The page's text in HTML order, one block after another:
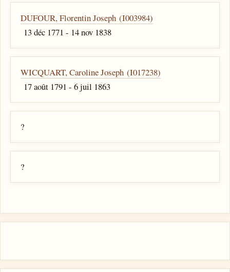
DUFOUR, Florentin Joseph (I003984)
13 déc 1771 - 14 nov 1838
WICQUART, Caroline Joseph (I017238)
17 août 1791 - 6 juil 1863
?
?